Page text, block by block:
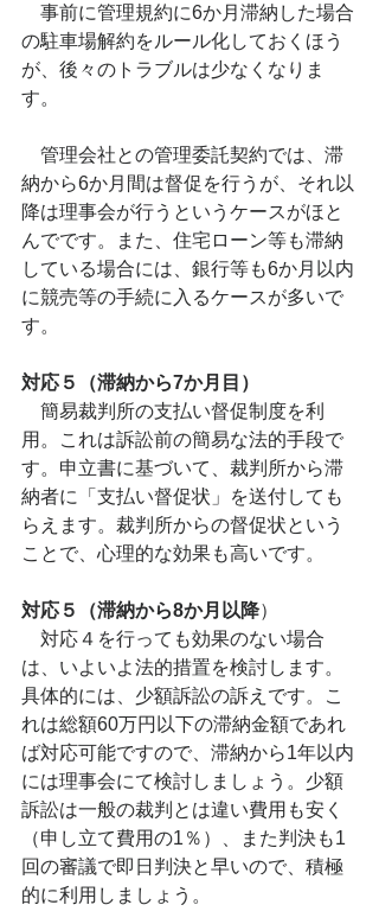
事前に管理規約に6か月滞納した場合
の駐車場解約をルール化しておくほう
が、後々のトラブルは少なくなりま
す。
管理会社との管理委託契約では、滞
納から6か月間は督促を行うが、それ以
降は理事会が行うというケースがほと
んでです。また、住宅ローン等も滞納
している場合には、銀行等も6か月以内
に競売等の手続に入るケースが多いで
す。
対応５（滞納から7か月目）
簡易裁判所の支払い督促制度を利
用。これは訴訟前の簡易な法的手段で
す。申立書に基づいて、裁判所から滞
納者に「支払い督促状」を送付しても
らえます。裁判所からの督促状という
ことで、心理的な効果も高いです。
対応５（滞納から8か月以降）
対応４を行っても効果のない場合
は、いよいよ法的措置を検討します。
具体的には、少額訴訟の訴えです。こ
れは総額60万円以下の滞納金額であれ
ば対応可能ですので、滞納から1年以内
には理事会にて検討しましょう。少額
訴訟は一般の裁判とは違い費用も安く
（申し立て費用の1％）、また判決も1
回の審議で即日判決と早いので、積極
的に利用しましょう。